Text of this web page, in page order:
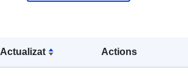
Actualizat ActionsTip: